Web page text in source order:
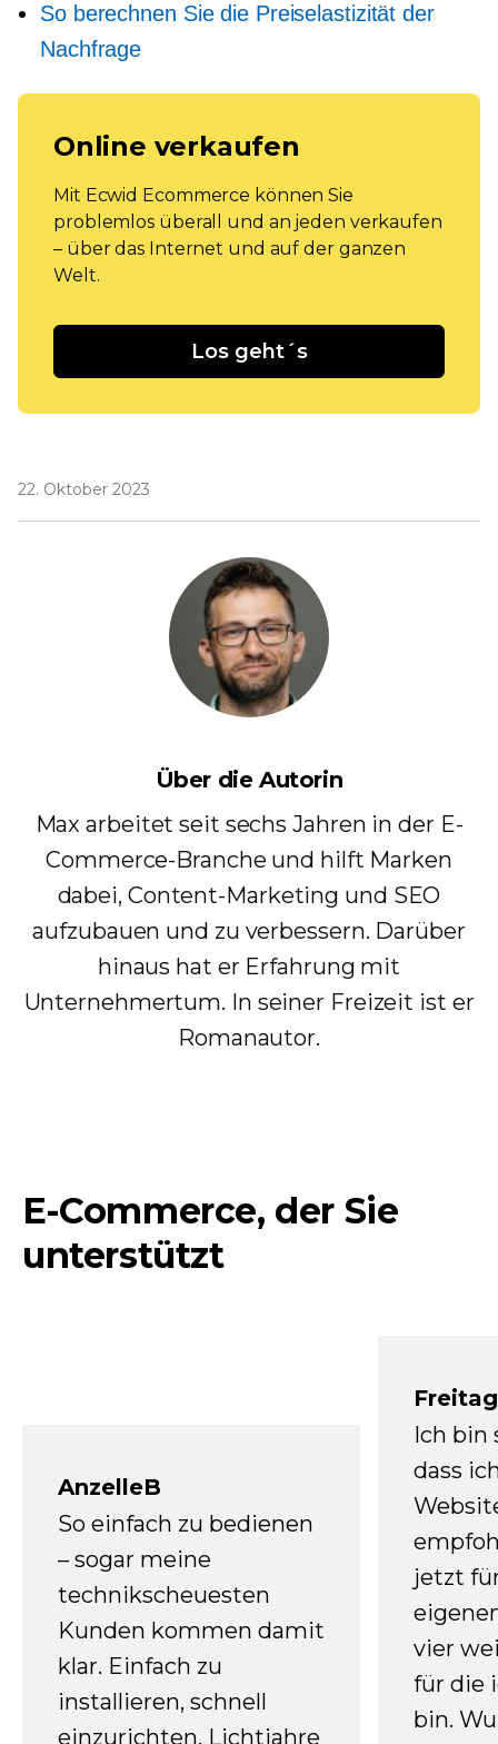
So berechnen Sie die Preiselastizität der
Nachfrage
Online verkaufen
Mit Ecwid Ecommerce können Sie
problemlos überall und an jeden verkaufen
– über das Internet und auf der ganzen
Welt.
Los geht´s
22. Oktober 2023
Über die Autorin
Max arbeitet seit sechs Jahren in der E-
Commerce-Branche und hilft Marken
dabei, Content-Marketing und SEO
aufzubauen und zu verbessern. Darüber
hinaus hat er Erfahrung mit
Unternehmertum. In seiner Freizeit ist er
Romanautor.
E-Commerce, der Sie
unterstützt
AnzelleB
So einfach zu bedienen
– sogar meine
technikscheuesten
Kunden kommen damit
klar. Einfach zu
installieren, schnell
einzurichten. Lichtjahre
Ich bin
dass
jetzt
vier
für die
bin.